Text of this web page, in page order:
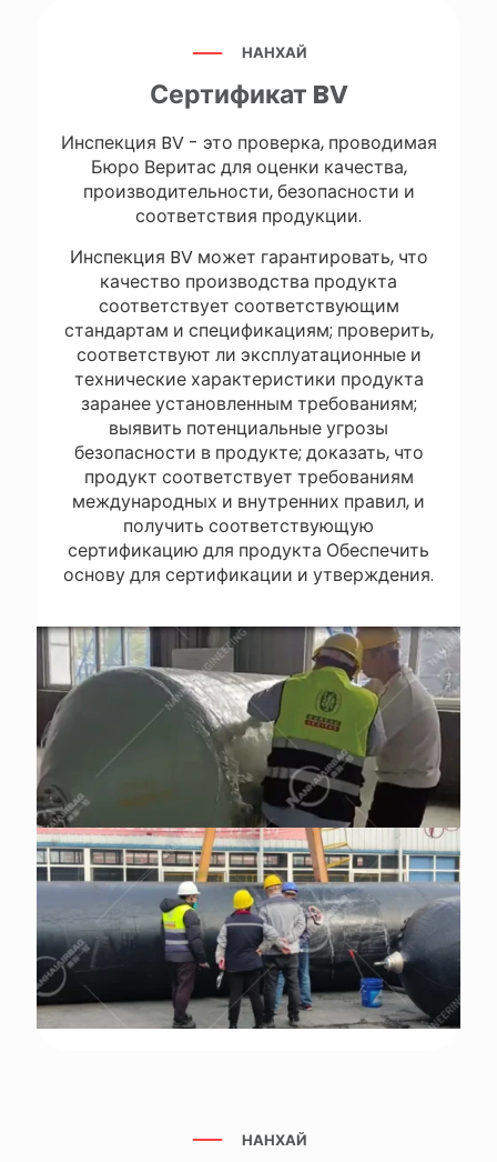
НАНХАЙ
Сертификат BV
Инспекция BV - это проверка, проводимая
Бюро Веритас для оценки качества,
производительности, безопасности и
соответствия продукции.
Инспекция BV может гарантировать, что
качество производства продукта
соответствует соответствующим
стандартам и спецификациям; проверить,
соответствуют ли эксплуатационные и
технические характеристики продукта
заранее установленным требованиям;
выявить потенциальные угрозы
безопасности в продукте; доказать, что
продукт соответствует требованиям
международных и внутренних правил, и
получить соответствующую
сертификацию для продукта Обеспечить
основу для сертификации и утверждения.
НАНХАЙ